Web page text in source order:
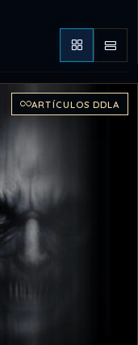
ARTÍCULOS DDLA